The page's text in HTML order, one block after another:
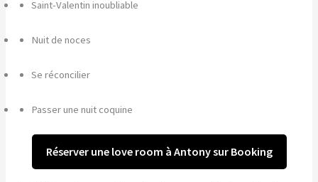
Saint-Valentin inoubliable
Nuit de noces
Se réconcilier
Passer une nuit coquine
Réserver une love room à Antony sur Booking